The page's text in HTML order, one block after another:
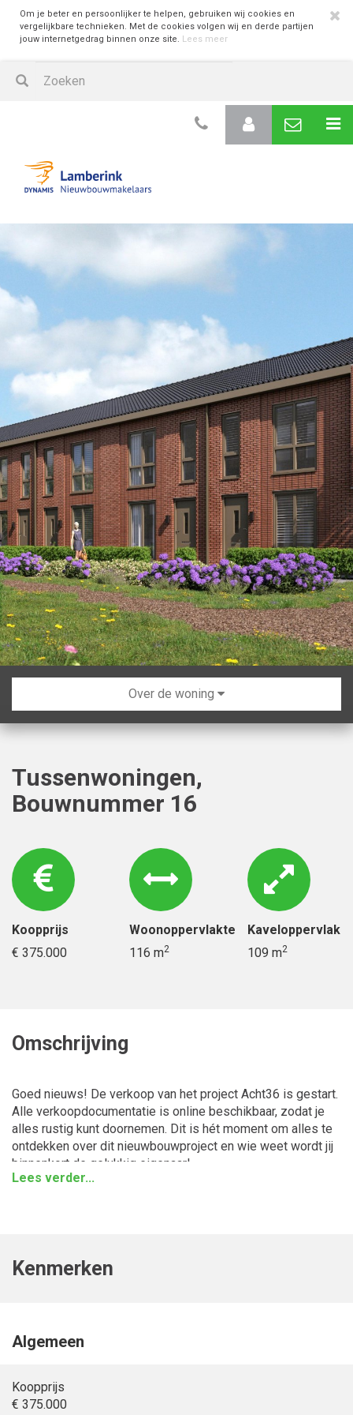
Om je beter en persoonlijker te helpen, gebruiken wij cookies en
vergelijkbare technieken. Met de cookies volgen wij en derde partijen
jouw internetgedrag binnen onze site. Lees meer
Over de woning
Tussenwoningen,
Bouwnummer 16
Koopprijs
€ 375.000
Woonoppervlakte
116 m2
Kaveloppervlak
109 m2
Omschrijving
Goed nieuws! De verkoop van het project Acht36 is gestart.
Alle verkoopdocumentatie is online beschikbaar, zodat je
alles rustig kunt doornemen. Dit is hét moment om alles te
ontdekken over dit nieuwbouwproject en wie weet wordt jij
binnenkort de gelukkig eigenaar!
een-kapwoningen, allemaal centraal gelegen met alle
of doorstromers die centraal willen wonen met alle
gemakken binnen handbereik.
Tussenwoningen (bouwnummer 16 t/m 21) - Type Primus
De tussenwoning bouwnummer 16 biedt net dat beetje
Lees verder...
Kenmerken
Algemeen
Koopprijs
€ 375.000